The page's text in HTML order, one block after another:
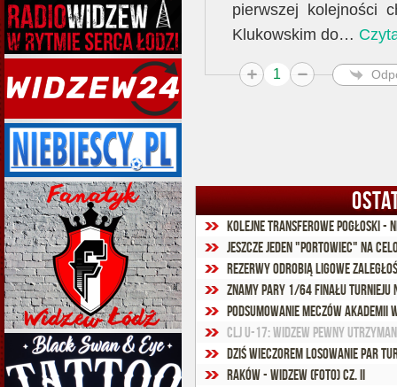
pierwszej kolejności
Klukowskim do…
1
Kolejne transferowe pogłoski -
Jeszcze jeden "Portowiec" na
Rezerwy odrobią ligowe
Znamy pary 1/64 finału turnieju
Podsumowanie meczów Akademii
CLJ U-17: Widzew pewny
Dziś wieczorem losowanie par
Raków - Widzew (foto) cz. II